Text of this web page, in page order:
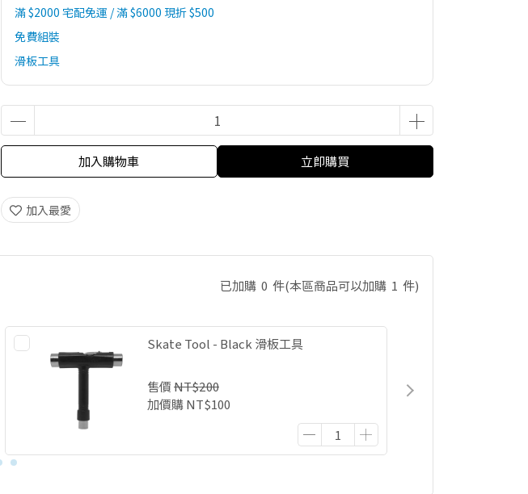
滿 $2000 宅配免運 / 滿 $6000 現折 $500
免費組裝
滑板工具
加入購物車 立即購買
加入最愛
已加購 0 件(本區商品可以加購 1 件)
Skate Tool - Black 滑板工具
售價NT$200
加價購NT$100